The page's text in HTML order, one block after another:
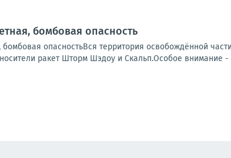
бомбовая опасность
опасностьВся территория освобождённой
ракет Шторм Шэдоу и Скальп.Особое внимание -